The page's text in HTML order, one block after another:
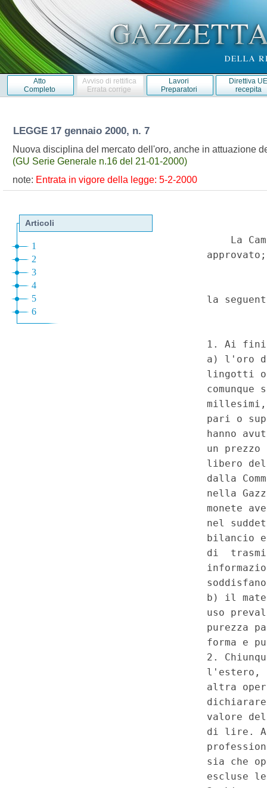
Atto
Completo
Avviso di rettifica
Errata corrige
Lavori
Preparatori
Direttiva
recepita
LEGGE 17 gennaio 2000, n. 7
Nuova disciplina del mercato dell'oro, anche in attuazione
(GU Serie Generale n.16 del 21-01-2000)
note: Entrata in vigore della legge: 5-2-2000